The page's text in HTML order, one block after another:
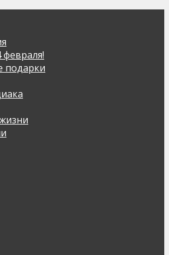
подарки